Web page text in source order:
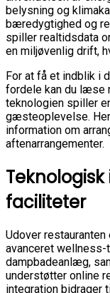
belysning og
bæredygtighed og
spiller realtidsdata
en miljøvenlig drift,
For at få et indblik i
fordele kan du læse
teknologien spiller
gæsteoplevelse.
information om
aftenarrangementer.
faciliteter
Udover
avanceret wellness-
dampbadeanlæg,
understøtter online
integration bidrager